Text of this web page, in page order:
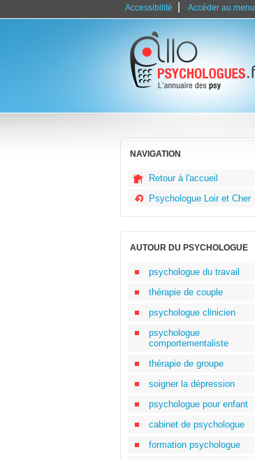
Accessibilité Accéder au menu
NAVIGATION
Retour à l'accueil
Psychologue Loir et Cher
AUTOUR DU PSYCHOLOGUE
psychologue du travail
thérapie de couple
psychologue clinicien
psychologue
comportementaliste
thérapie de groupe
soigner la dépression
psychologue pour enfant
cabinet de psychologue
formation psychologue